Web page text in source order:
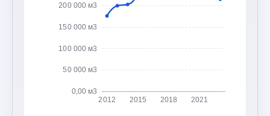
0,00 м3
50 000 м3
100 000 м3
150 000 м3
200 000 м3
2012 2015 2018 2021